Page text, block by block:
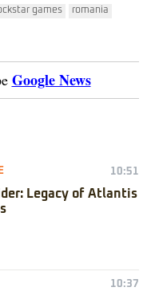
games
romania
Google News
10:51
Legacy of Atlantis
10:37